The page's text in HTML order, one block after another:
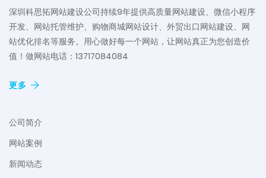
深圳科思拓网站建设公司持续9年提供高质量网站建设、微信小程序
开发、网站托管维护、购物商城网站设计、外贸出口网站建设、网
站优化排名等服务。用心做好每一个网站，让网站真正为您创造价
值！做网站电话：13717084084
更多
公司简介
网站案例
新闻动态